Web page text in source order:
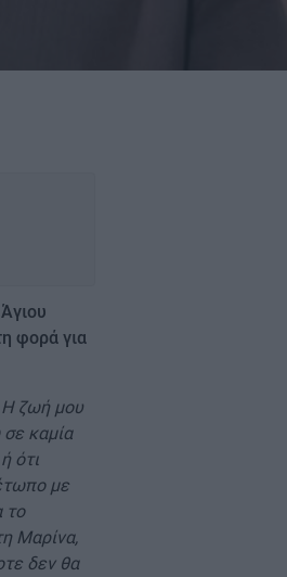
φορά για
Η ζωή μου
καμία
ότι
με
το
Μαρίνα,
δεν θα